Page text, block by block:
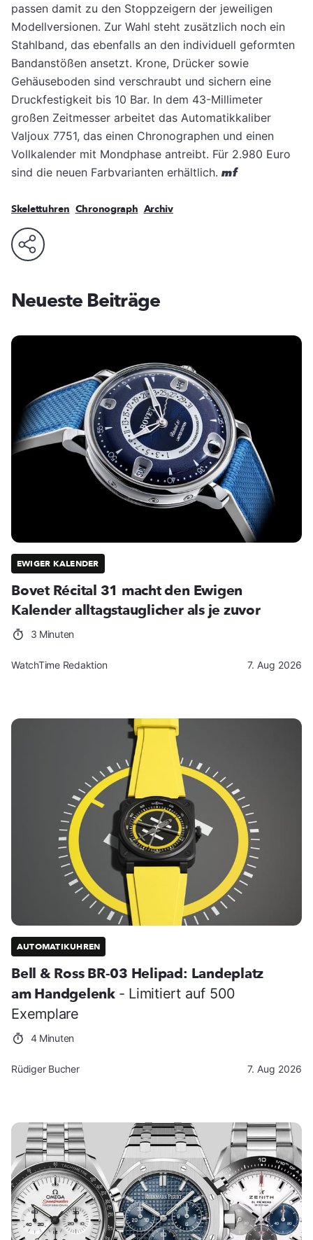
passen damit zu den Stoppzeigern der jeweiligen
Modellversionen. Zur Wahl steht zusätzlich noch ein
Stahlband, das ebenfalls an den individuell geformten
Bandanstößen ansetzt. Krone, Drücker sowie
Gehäuseboden sind verschraubt und sichern eine
Druckfestigkeit bis 10 Bar. In dem 43-Millimeter
großen Zeitmesser arbeitet das Automatikkaliber
Valjoux 7751, das einen Chronographen und einen
Vollkalender mit Mondphase antreibt. Für 2.980 Euro
sind die neuen Farbvarianten erhältlich. mf
Skelettuhren Chronograph Archiv
Neueste Beiträge
EWIGER KALENDER
Bovet Récital 31 macht den Ewigen
Kalender alltagstauglicher als je zuvor
3 Minuten
WatchTime Redaktion 7. Aug 2026
AUTOMATIKUHREN
Bell & Ross BR-03 Helipad: Landeplatz
am Handgelenk - Limitiert auf 500
Exemplare
4 Minuten
Rüdiger Bucher 7. Aug 2026